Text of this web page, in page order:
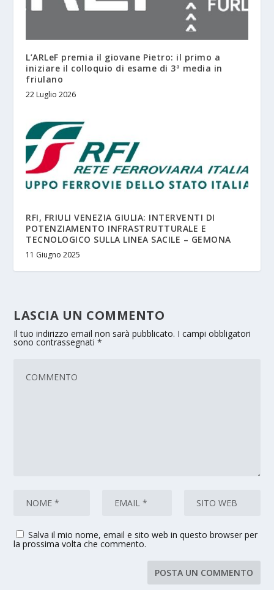
L’ARLeF premia il giovane Pietro: il primo a
iniziare il colloquio di esame di 3ª media in
friulano
22 Luglio 2026
RFI, FRIULI VENEZIA GIULIA: INTERVENTI DI
POTENZIAMENTO INFRASTRUTTURALE E
TECNOLOGICO SULLA LINEA SACILE – GEMONA
11 Giugno 2025
LASCIA UN COMMENTO
Il tuo indirizzo email non sarà pubblicato. I campi obbligatori
sono contrassegnati*
Salva il mio nome, email e sito web in questo browser per
la prossima volta che commento.